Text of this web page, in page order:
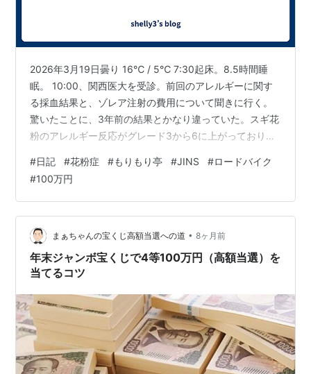
2026年3月19日曇り 16℃ / 5℃ 7:30起床。8.5時間睡
眠。 10:00、関西医大を受診。前回のアレルギーに関す
る採血結果と、ゾレア注射の費用について聞きに行く。
驚いたことに、3年前の結果とかなり違っていた。スギ花
粉のアレルギー反応がグレード3から6に上がっており、
めてから3年、スギ花粉の症状がかなり軽くなっていただ
けに、この結果にはびっくりした。検査方法の種類によ
って数値は変動するらしいが、これほど違うのであれ
ば、今後はアレルギー検査をしなくてもいいような気が
した。 非特異的IgE値は185.5と基準値を超えていたた
め、ゾレア…
#日記 #花粉症 #もりもり亭 #JINS #ロードバイク
#100万円
まぁちゃんの宝くじ高額当選への道 • 8ヶ月前
年末ジャンボ宝くじで4等100万円（高額当選）を
当てるコツ